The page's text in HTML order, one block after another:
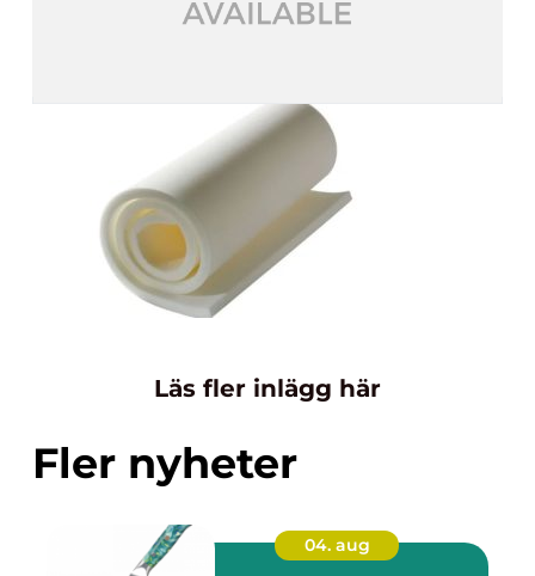
Läs fler inlägg här
Fler nyheter
04. aug